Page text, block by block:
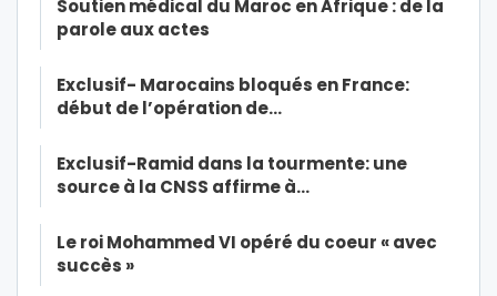
Soutien médical du Maroc en Afrique : de la
parole aux actes
Exclusif- Marocains bloqués en France:
début de l’opération de…
Exclusif-Ramid dans la tourmente: une
source à la CNSS affirme à…
Le roi Mohammed VI opéré du coeur « avec
succès »